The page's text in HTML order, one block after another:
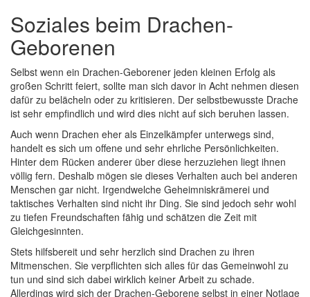
Soziales beim Drachen-
Geborenen
Selbst wenn ein Drachen-Geborener jeden kleinen Erfolg als
großen Schritt feiert, sollte man sich davor in Acht nehmen diesen
dafür zu belächeln oder zu kritisieren. Der selbstbewusste Drache
ist sehr empfindlich und wird dies nicht auf sich beruhen lassen.
Auch wenn Drachen eher als Einzelkämpfer unterwegs sind,
handelt es sich um offene und sehr ehrliche Persönlichkeiten.
Hinter dem Rücken anderer über diese herzuziehen liegt ihnen
völlig fern. Deshalb mögen sie dieses Verhalten auch bei anderen
Menschen gar nicht. Irgendwelche Geheimniskrämerei und
taktisches Verhalten sind nicht ihr Ding. Sie sind jedoch sehr wohl
zu tiefen Freundschaften fähig und schätzen die Zeit mit
Gleichgesinnten.
Stets hilfsbereit und sehr herzlich sind Drachen zu ihren
Mitmenschen. Sie verpflichten sich alles für das Gemeinwohl zu
tun und sind sich dabei wirklich keiner Arbeit zu schade.
Allerdings wird sich der Drachen-Geborene selbst in einer Notlage